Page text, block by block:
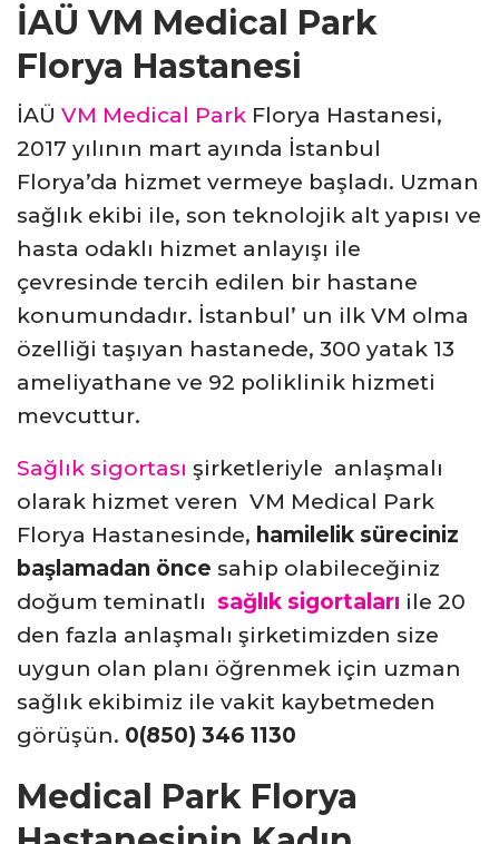
İAÜ VM Medical Park
Florya Hastanesi
İAÜ VM Medical Park Florya Hastanesi,
2017 yılının mart ayında İstanbul
Florya’da hizmet vermeye başladı. Uzman
sağlık ekibi ile, son teknolojik alt yapısı ve
hasta odaklı hizmet anlayışı ile
çevresinde tercih edilen bir hastane
konumundadır. İstanbul’ un ilk VM olma
özelliği taşıyan hastanede, 300 yatak 13
ameliyathane ve 92 poliklinik hizmeti
mevcuttur.
Sağlık sigortası şirketleriyle anlaşmalı
olarak hizmet veren VM Medical Park
Florya Hastanesinde, hamilelik süreciniz
başlamadan önce sahip olabileceğiniz
doğum teminatlı sağlık sigortaları ile 20
den fazla anlaşmalı şirketimizden size
uygun olan planı öğrenmek için uzman
sağlık ekibimiz ile vakit kaybetmeden
görüşün. 0(850) 346 1130
Medical Park Florya